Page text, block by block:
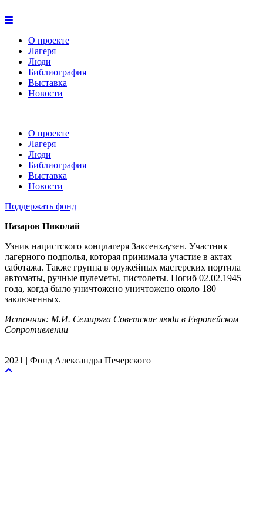
О проекте
Лагеря
Люди
Библиография
Выставка
Новости
О проекте
Лагеря
Люди
Библиография
Выставка
Новости
Поддержать фонд
Назаров Николай
Узник нацистского концлагеря Заксенхаузен. Участник
лагерного подполья, которая принимала участие в актах
саботажа. Также группа в оружейных мастерских портила
автоматы, ручные пулеметы, пистолеты. Погиб 02.02.1945
года, когда было уничтожено уничтожено около 180
заключенных.
Источник: М.И. Семиряга Советские люди в Европейском
Сопротивлении
2021 | Фонд Александра Печерского